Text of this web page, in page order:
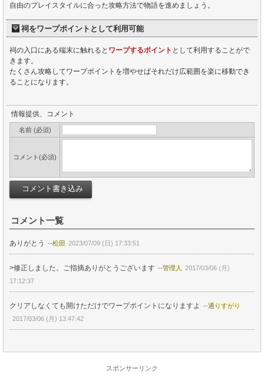
自由のプレイスタイルに合った攻略方法で物語を進めましょう。
祠をワープポイントとして利用可能
祠の入口にある端末に触れると ワープするポイント として利用することがで
きます。
たくさん攻略してワープポイントを増やせばそれだけ広範囲を楽に移動でき
ることになります。
情報提供、コメント
名前 (必須)
コメント(必須)
コメント一覧
ありがとう --松田 2023/07/09 (日) 17:33:51
>修正しました。ご指摘ありがとうございます --管理人
2017/03/06 (月)
17:12:37
クリアしなくても開けただけでワープポイントになりますよ --通りすがり
2017/03/06 (月) 13:47:42
スポンサーリンク